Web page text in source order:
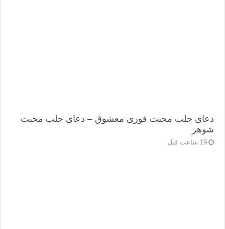
دعای جلب محبت فوری معشوق – دعای جلب محبت
شوهر
19 ساعت قبل